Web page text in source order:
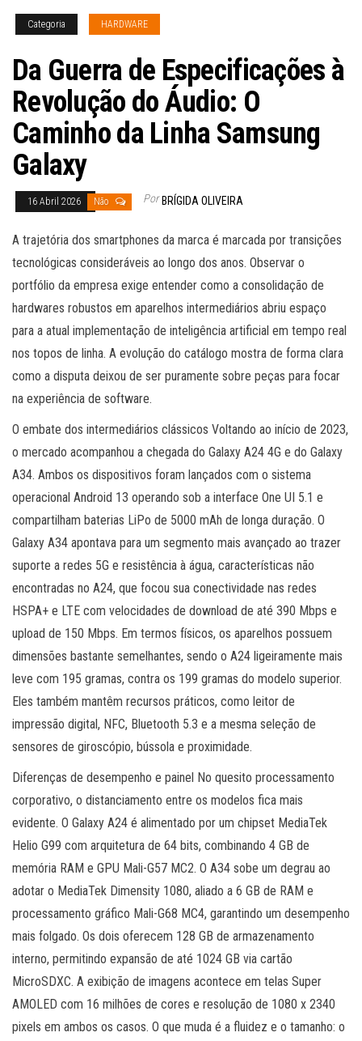
Categoria HARDWARE
Da Guerra de Especificações à
Revolução do Áudio: O
Caminho da Linha Samsung
Galaxy
16 Abril 2026 Não Por BRÍGIDA OLIVEIRA
A trajetória dos smartphones da marca é marcada por transições
tecnológicas consideráveis ao longo dos anos. Observar o
portfólio da empresa exige entender como a consolidação de
hardwares robustos em aparelhos intermediários abriu espaço
para a atual implementação de inteligência artificial em tempo real
nos topos de linha. A evolução do catálogo mostra de forma clara
como a disputa deixou de ser puramente sobre peças para focar
na experiência de software.
O embate dos intermediários clássicos Voltando ao início de 2023,
o mercado acompanhou a chegada do Galaxy A24 4G e do Galaxy
A34. Ambos os dispositivos foram lançados com o sistema
operacional Android 13 operando sob a interface One UI 5.1 e
compartilham baterias LiPo de 5000 mAh de longa duração. O
Galaxy A34 apontava para um segmento mais avançado ao trazer
suporte a redes 5G e resistência à água, características não
encontradas no A24, que focou sua conectividade nas redes
HSPA+ e LTE com velocidades de download de até 390 Mbps e
upload de 150 Mbps. Em termos físicos, os aparelhos possuem
dimensões bastante semelhantes, sendo o A24 ligeiramente mais
leve com 195 gramas, contra os 199 gramas do modelo superior.
Eles também mantêm recursos práticos, como leitor de
impressão digital, NFC, Bluetooth 5.3 e a mesma seleção de
sensores de giroscópio, bússola e proximidade.
Diferenças de desempenho e painel No quesito processamento
corporativo, o distanciamento entre os modelos fica mais
evidente. O Galaxy A24 é alimentado por um chipset MediaTek
Helio G99 com arquitetura de 64 bits, combinando 4 GB de
memória RAM e GPU Mali-G57 MC2. O A34 sobe um degrau ao
adotar o MediaTek Dimensity 1080, aliado a 6 GB de RAM e
processamento gráfico Mali-G68 MC4, garantindo um desempenho
mais folgado. Os dois oferecem 128 GB de armazenamento
interno, permitindo expansão de até 1024 GB via cartão
MicroSDXC. A exibição de imagens acontece em telas Super
AMOLED com 16 milhões de cores e resolução de 1080 x 2340
pixels em ambos os casos. O que muda é a fluidez e o tamanho: o